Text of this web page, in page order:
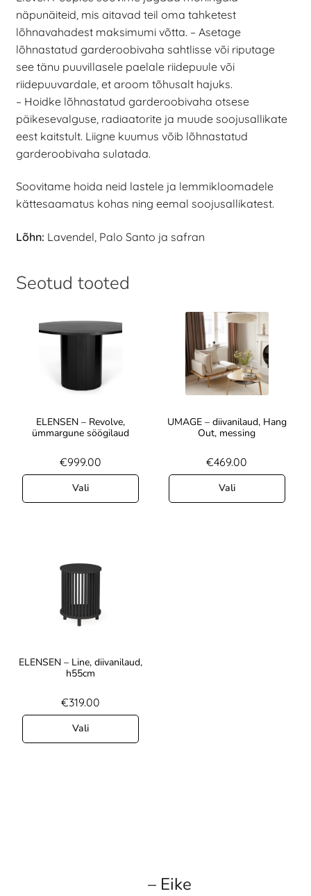
näpunäiteid, mis aitavad teil oma tahketest
lõhnavahadest maksimumi võtta. – Asetage
lõhnastatud garderoobivaha sahtlisse või riputage
see tänu puuvillasele paelale riidepuule või
riidepuuvardale, et aroom tõhusalt hajuks.
– Hoidke lõhnastatud garderoobivaha otsese
päikesevalguse, radiaatorite ja muude soojusallikate
eest kaitstult. Liigne kuumus võib lõhnastatud
garderoobivaha sulatada.
Soovitame hoida neid lastele ja lemmikloomadele
kättesaamatus kohas ning eemal soojusallikatest.
Lõhn: Lavendel, Palo Santo ja safran
Seotud tooted
ELENSEN – Revolve,
ümmargune söögilaud
€999.00
Vali
UMAGE – diivanilaud, Hang
Out, messing
€469.00
Vali
ELENSEN – Line, diivanilaud,
h55cm
€319.00
Vali
– Eike